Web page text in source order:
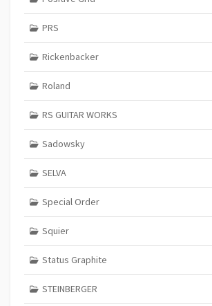
PRS
Rickenbacker
Roland
RS GUITAR WORKS
Sadowsky
SELVA
Special Order
Squier
Status Graphite
STEINBERGER